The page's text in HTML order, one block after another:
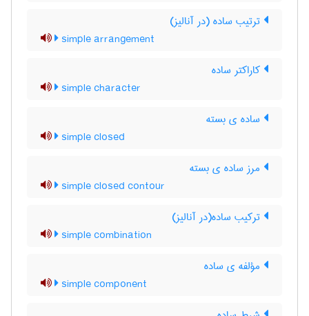
ترتیب ساده (در آنالیز)
simple arrangement
کاراکتر ساده
simple character
ساده ی بسته
simple closed
مرز ساده ی بسته
simple closed contour
ترکیب ساده(در آنالیز)
simple combination
مؤلفه ی ساده
simple component